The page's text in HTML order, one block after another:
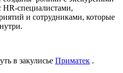
HR-специалистами,
и сотрудниками, которые
в закулисье Приматек .